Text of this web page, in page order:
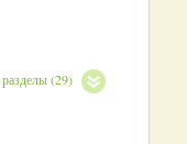
разделы (29)